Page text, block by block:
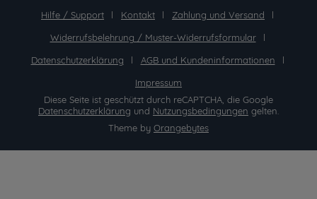
Hilfe / Support
Kontakt
Zahlung und Versand
Widerrufsbelehrung / Muster-Widerrufsformular
Datenschutzerklärung
AGB und Kundeninformationen
Impressum
Diese Seite ist geschützt durch reCAPTCHA, die Google
Datenschutzerklärung und Nutzungsbedingungen gelten.
Theme by Orangebytes